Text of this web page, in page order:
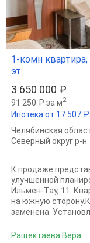
1-комн
эт.
3 650 000 ₽
91 250 ₽ за м2
Ипотека от 17 507
Челябинская
Северный округ р-н
К продаже
улучшенной
Ильмен-Тау, 11.
на южную
заменена.
Ращектаева Вера